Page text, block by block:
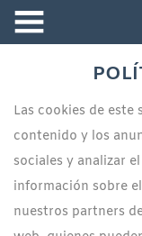
CARACTERÍSTICAS
PROYECTOS
CONTACTO
Las cookies de este
contenido y los
sociales y analizar
información sobre
nuestros partners